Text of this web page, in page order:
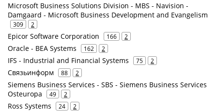
Microsoft Business Solutions Division - MBS - Navision -
Damgaard - Microsoft Business Development and Evangelism
309 2
Epicor Software Corporation 166 2
Oracle - BEA Systems 162 2
IFS - Industrial and Financial Systems 75 2
Связьинформ 88 2
Siemens Business Services - SBS - Siemens Business Services
Osteuropa
49 2
Ross Systems 24 2